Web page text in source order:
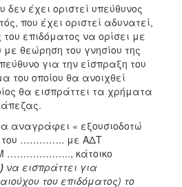
δεν έχει οριστεί υπεύθυνος
που έχει οριστεί αδυνατεί,
του επιδόματος να ορίσει με
θεώρηση του γνησίου της
για την είσπραξη του
του οποίου θα ανοιχθεί
θα εισπράττει τα χρήματα
αναγράφει « εξουσιοδοτώ
………….. με ΑΔΤ
κάτοικο
να εισπράττει για
του επιδόματος) το